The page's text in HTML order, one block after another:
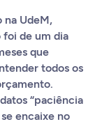
na UdeM,
foi de um dia
que
todos os
“paciência
encaixe no